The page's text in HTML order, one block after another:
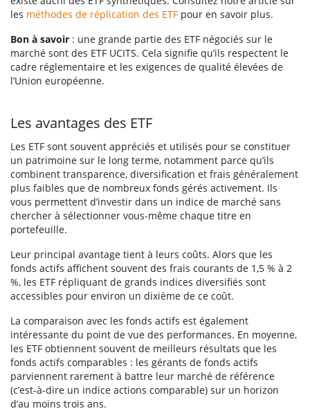
les méthodes de réplication des ETF pour en savoir plus.
Bon à savoir : une grande partie des ETF négociés sur le
marché sont des ETF UCITS. Cela signifie qu’ils respectent le
cadre réglementaire et les exigences de qualité élevées de
l’Union européenne.
Les avantages des ETF
Les ETF sont souvent appréciés et utilisés pour se constituer
un patrimoine sur le long terme, notamment parce qu’ils
combinent transparence, diversification et frais généralement
plus faibles que de nombreux fonds gérés activement. Ils
vous permettent d’investir dans un indice de marché sans
chercher à sélectionner vous-même chaque titre en
portefeuille.
Leur principal avantage tient à leurs coûts. Alors que les
fonds actifs affichent souvent des frais courants de 1,5 % à 2
%, les ETF répliquant de grands indices diversifiés sont
accessibles pour environ un dixième de ce coût.
La comparaison avec les fonds actifs est également
intéressante du point de vue des performances. En moyenne,
les ETF obtiennent souvent de meilleurs résultats que les
fonds actifs comparables : les gérants de fonds actifs
parviennent rarement à battre leur marché de référence
(c’est-à-dire un indice actions comparable) sur un horizon
d’au moins trois ans.